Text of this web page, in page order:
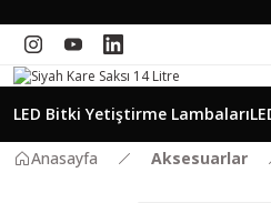
LED Bitki Yetiştirme Lambaları
Anasayfa Aksesuarlar